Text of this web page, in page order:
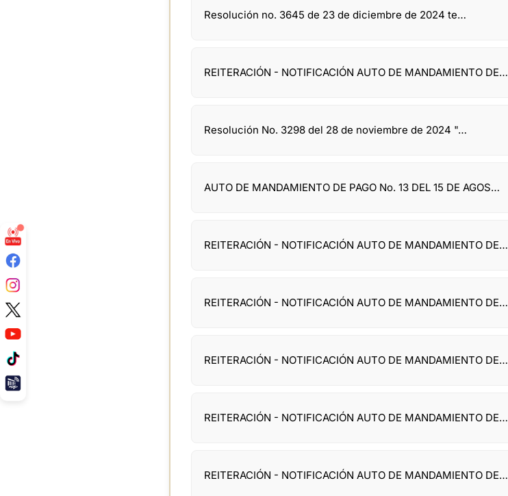
Resolución no. 3645 de 23 de diciembre de 2024 te…
REITERACIÓN - NOTIFICACIÓN AUTO DE MANDAMIENTO DE…
Resolución No. 3298 del 28 de noviembre de 2024 "…
AUTO DE MANDAMIENTO DE PAGO No. 13 DEL 15 DE AGOS…
REITERACIÓN - NOTIFICACIÓN AUTO DE MANDAMIENTO DE…
REITERACIÓN - NOTIFICACIÓN AUTO DE MANDAMIENTO DE…
REITERACIÓN - NOTIFICACIÓN AUTO DE MANDAMIENTO DE…
REITERACIÓN - NOTIFICACIÓN AUTO DE MANDAMIENTO DE…
REITERACIÓN - NOTIFICACIÓN AUTO DE MANDAMIENTO DE…